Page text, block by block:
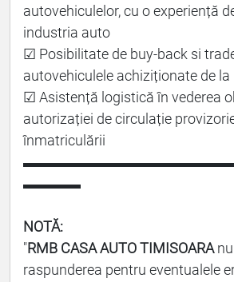
autovehiculelor, cu o experiență
industria auto
☑ Posibilitate de buy-back si
autovehiculele achiziționate de la
☑ Asistență logistică în vederea
autorizației de circulație
înmatriculării
▬▬▬▬
NOTĂ:
"RMB CASA AUTO TIMISOARAnu
raspunderea pentru eventualele